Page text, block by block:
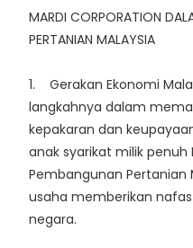
MARDI CORPORATION
PERTANIAN MALAYSIA
1. Gerakan Ekonomi
langkahnya dalam
kepakaran dan
anak syarikat milik
Pembangunan Pertanian
usaha memberikan
negara.